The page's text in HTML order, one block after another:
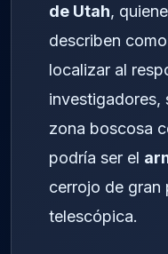
de Utah,
describen
localizar al
investigadores,
zona boscosa
podría ser el
cerrojo de gran
telescópica.